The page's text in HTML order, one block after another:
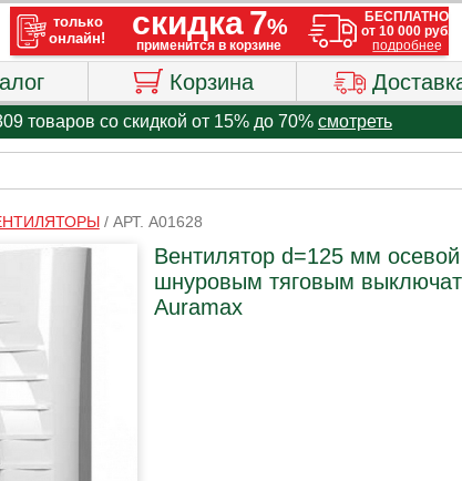
Корзина
товаров со скидкой от 15% до 70% смотреть
/ АРТ. A01628
Вентилятор d=125 мм
шнуровым тяговым
Auramax